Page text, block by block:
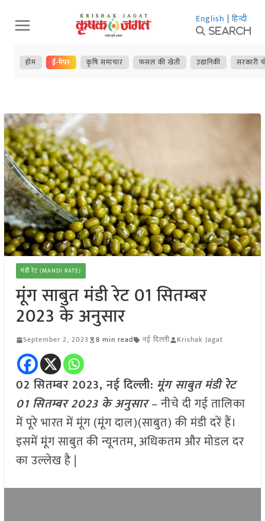
Skip
to
content
English | हिन्दी
Search
होम ई-पेपर कृषि समाचार फसल की खेती उद्यानिकी सरकारी
मंडी रेट (MANDI RATE)
मूंग साबुत मंडी रेट 01 सितम्बर
2023 के अनुसार
September 2, 2023 8 min read नई दिल्ली Krishak Jagat
02 सितम्बर 2023, नई दिल्ली: मूंग साबुत मंडी रेट
01 सितम्बर 2023 के अनुसार– नीचे दी गई तालिका
में पूरे भारत में मूंग (मूंग दाल)(साबुत) की मंडी दरें हैं।
इसमें मूंग साबुत की न्यूनतम, अधिकतम और मोडल दर
का उल्लेख है |